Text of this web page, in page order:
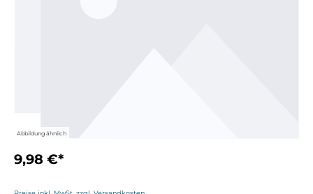
Abbildung ähnlich
9,98 €*